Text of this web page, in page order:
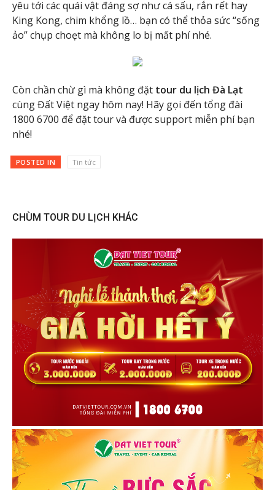
yêu tới các quái vật đáng sợ như cá sấu, rắn rết hay
King Kong, chim khổng lồ… bạn có thể thỏa sức “sống
ảo” chụp choẹt mà không lo bị mất phí nhé.
Còn chần chừ gì mà không đặt tour du lịch Đà Lạt
cùng Đất Việt ngay hôm nay! Hãy gọi đến tổng đài
1800 6700 để đặt tour và được support miễn phí bạn
nhé!
POSTED IN Tin tức
CHÙM TOUR DU LỊCH KHÁC